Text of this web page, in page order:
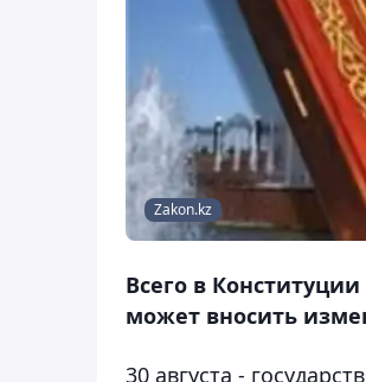
Zakon.kz
Всего в
может вносить
30 августа -